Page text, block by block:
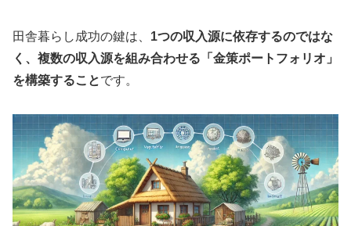
田舎暮らし成功の鍵は、 1つの収入源に依存するのではな
く、複数の収入源を組み合わせる「金策ポートフォリオ」
を構築することです。